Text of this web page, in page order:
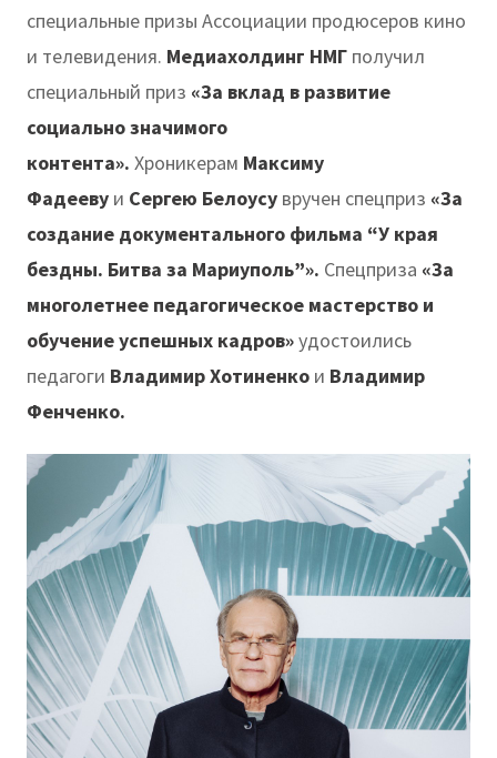
специальные призы Ассоциации продюсеров кино
и телевидения. Медиахолдинг НМГ получил
специальный приз «За вклад в развитие
социально значимого
контента». Хроникерам Максиму
Фадееву и Сергею Белоусу вручен спецприз «За
создание документального фильма “У края
бездны. Битва за Мариуполь”». Спецприза «За
многолетнее педагогическое мастерство и
обучение успешных кадров»удостоились
педагоги Владимир Хотиненко и Владимир
Фенченко.